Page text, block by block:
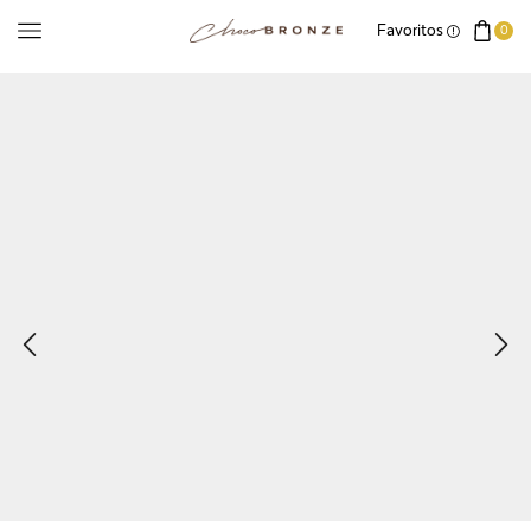
Favoritos 0